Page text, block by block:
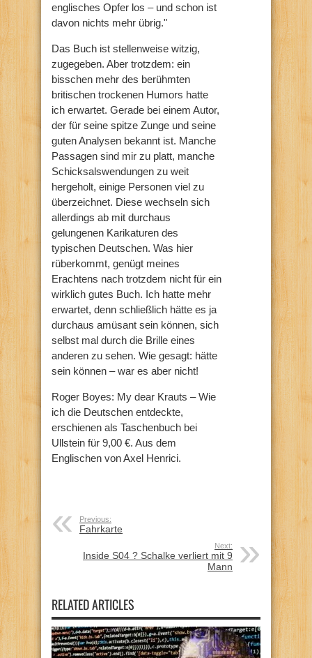
englisches Opfer los – und schon ist
davon nichts mehr übrig."
Das Buch ist stellenweise witzig,
zugegeben. Aber trotzdem: ein
bisschen mehr des berühmten
britischen trockenen Humors hatte
ich erwartet. Gerade bei einem Autor,
der für seine spitze Zunge und seine
guten Analysen bekannt ist. Manche
Passagen sind mir zu platt, manche
Schicksalswendungen zu weit
hergeholt, einige Personen viel zu
überzeichnet. Diese wechseln sich
allerdings ab mit durchaus
gelungenen Karikaturen des
typischen Deutschen. Was hier
rüberkommt, genügt meines
Erachtens nach trotzdem nicht für ein
wirklich gutes Buch. Ich hatte mehr
erwartet, denn schließlich hätte es ja
durchaus amüsant sein können, sich
selbst mal durch die Brille eines
anderen zu sehen. Wie gesagt: hätte
sein können – war es aber nicht!
Roger Boyes: My dear Krauts – Wie
ich die Deutschen entdeckte,
erschienen als Taschenbuch bei
Ullstein für 9,00 €. Aus dem
Englischen von Axel Henrici.
Previous:
Fahrkarte
Next:
Inside S04 ? Schalke verliert mit 9
Mann
RELATED ARTICLES